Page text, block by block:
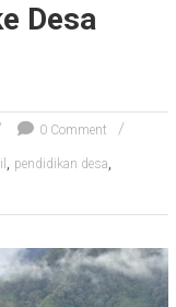
Desa
0 Comment
, pendidikan desa,